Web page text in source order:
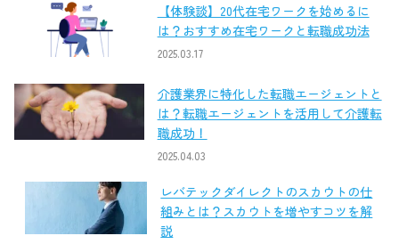
【体験談】20代在宅ワークを始めるに
は？おすすめ在宅ワークと転職成功法
2025.03.17
介護業界に特化した転職エージェントと
は？転職エージェントを活用して介護転
職成功！
2025.04.03
レバテックダイレクトのスカウトの仕
組みとは？スカウトを増やすコツを解
説